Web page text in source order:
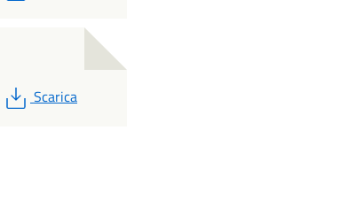
PDF
Scarica